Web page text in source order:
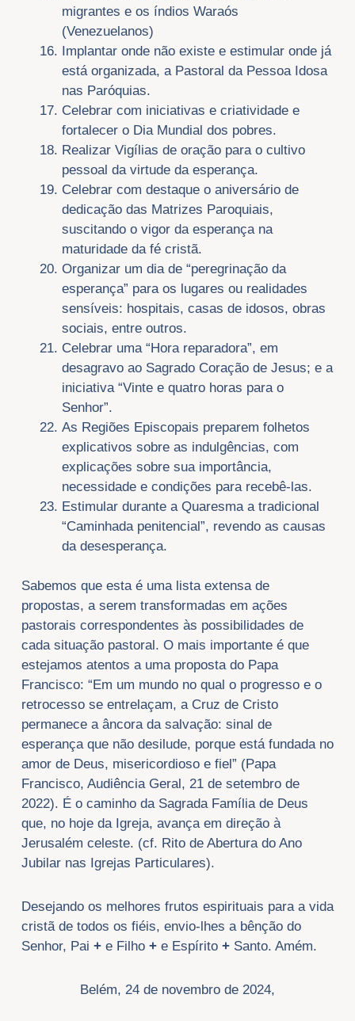
migrantes e os índios Waraós
(Venezuelanos)
Implantar onde não existe e estimular onde já
está organizada, a Pastoral da Pessoa Idosa
nas Paróquias.
Celebrar com iniciativas e criatividade e
fortalecer o Dia Mundial dos pobres.
Realizar Vigílias de oração para o cultivo
pessoal da virtude da esperança.
Celebrar com destaque o aniversário de
dedicação das Matrizes Paroquiais,
suscitando o vigor da esperança na
maturidade da fé cristã.
Organizar um dia de “peregrinação da
esperança” para os lugares ou realidades
sensíveis: hospitais, casas de idosos, obras
sociais, entre outros.
Celebrar uma “Hora reparadora”, em
desagravo ao Sagrado Coração de Jesus; e a
iniciativa “Vinte e quatro horas para o
Senhor”.
As Regiões Episcopais preparem folhetos
explicativos sobre as indulgências, com
explicações sobre sua importância,
necessidade e condições para recebê-las.
Estimular durante a Quaresma a tradicional
“Caminhada penitencial”, revendo as causas
da desesperança.
Sabemos que esta é uma lista extensa de
propostas, a serem transformadas em ações
pastorais correspondentes às possibilidades de
cada situação pastoral. O mais importante é que
estejamos atentos a uma proposta do Papa
Francisco: “Em um mundo no qual o progresso e o
retrocesso se entrelaçam, a Cruz de Cristo
permanece a âncora da salvação: sinal de
esperança que não desilude, porque está fundada no
amor de Deus, misericordioso e fiel” (Papa
Francisco, Audiência Geral, 21 de setembro de
2022). É o caminho da Sagrada Família de Deus
que, no hoje da Igreja, avança em direção à
Jerusalém celeste. (cf. Rito de Abertura do Ano
Jubilar nas Igrejas Particulares).
Desejando os melhores frutos espirituais para a vida
cristã de todos os fiéis, envio-lhes a bênção do
Senhor, Pai + e Filho + e Espírito+ Santo. Amém.
Belém, 24 de novembro de 2024,